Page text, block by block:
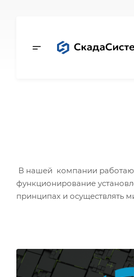
В нашей компании
функционирование
принципах и осуществлять